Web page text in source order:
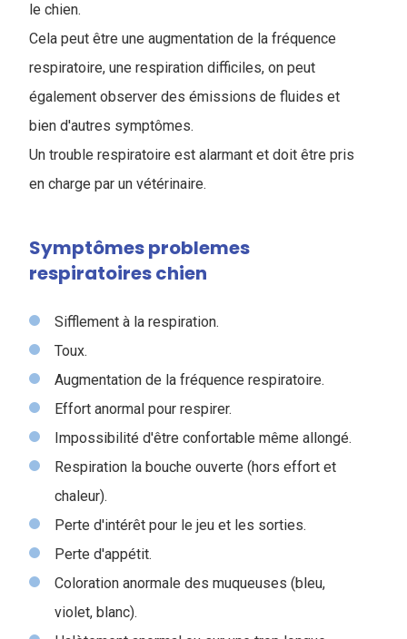
le chien.
Cela peut être une augmentation de la fréquence
respiratoire, une respiration difficiles, on peut
également observer des émissions de fluides et
bien d'autres symptômes.
Un trouble respiratoire est alarmant et doit être pris
en charge par un vétérinaire.
Symptômes problemes
respiratoires chien
Sifflement à la respiration.
Toux.
Augmentation de la fréquence respiratoire.
Effort anormal pour respirer.
Impossibilité d'être confortable même allongé.
Respiration la bouche ouverte (hors effort et
chaleur).
Perte d'intérêt pour le jeu et les sorties.
Perte d'appétit.
Coloration anormale des muqueuses (bleu,
violet, blanc).